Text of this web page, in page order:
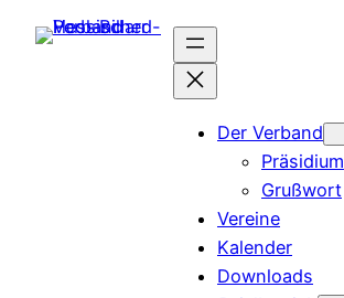
Zum
Inhalt
Der Verband
Präsidium
Grußwort
Vereine
Kalender
Downloads